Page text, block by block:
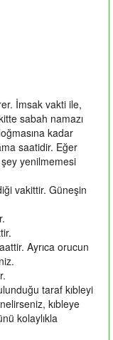
İmsak vakti ile,
sabah namazı
kadar
saatidir. Eğer
yenilmemesi
vakittir. Güneşin
Ayrıca orucun
taraf kıbleyi
kıbleye
kolaylıkla